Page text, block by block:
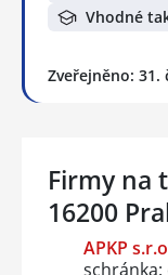
Vhodné
Zveřejněno: 31.
Firmy na
16200
APKP